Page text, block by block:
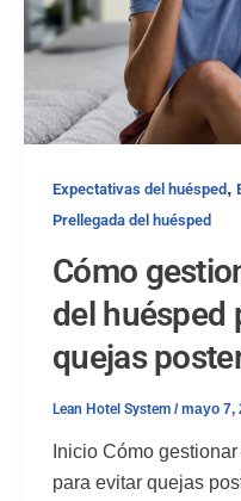
Expectativas del huésped ,
Prellegada del huésped
Cómo
del huésped
quejas
Lean Hotel System /mayo 7,
Inicio Cómo
para evitar quejas